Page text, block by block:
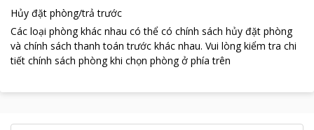
Hủy đặt phòng/trả trước
Các loại phòng khác nhau có thể có chính sách hủy đặt phòng
và chính sách thanh toán trước khác nhau. Vui lòng kiểm tra chi
tiết chính sách phòng khi chọn phòng ở phía trên